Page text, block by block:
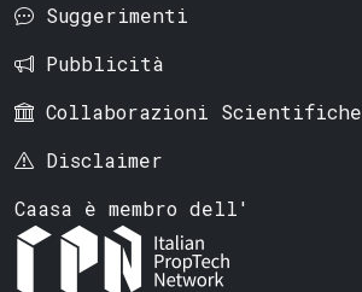
Suggerimenti
Pubblicità
Collaborazioni Scientifiche
Disclaimer
Caasa è membro dell'